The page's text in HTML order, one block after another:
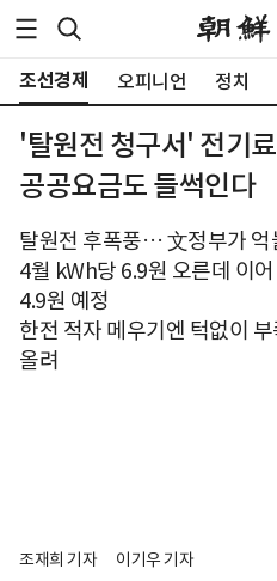
조선경제 오피니언 정치
'탈원전 청구서' 전기
공공요금도 들썩인다
탈원전 후폭풍… 文정부가 억
4월 kWh당 6.9원 오른데 이
4.9원 예정
한전 적자 메우기엔 턱없이
올려
조재희 기자
이기우 기자